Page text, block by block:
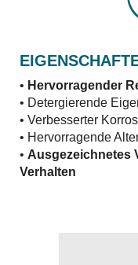
• Hervorragender
• Detergierende
• Verbesserter
• Hervorragende
• Ausgezeichnetes
Verhalten